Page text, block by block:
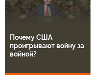
Почему США
проигрывают войну за
войной?